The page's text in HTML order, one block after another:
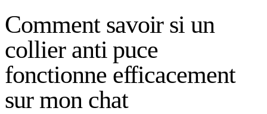
Comment savoir si un
collier anti puce
fonctionne efficacement
sur mon chat